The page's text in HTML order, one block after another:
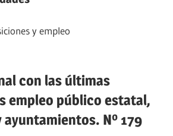
y empleo
con las últimas
empleo público estatal,
Nº 179